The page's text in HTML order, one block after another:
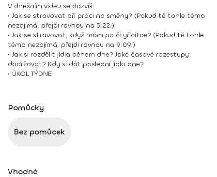
V dnešním videu se dozvíš:
• Jak se stravovat při práci na směny? (Pokud tě tohle téma
nezajímá, přejdi rovnou na 5:22.)
• Jak se stravovat, když mám po čtyřicítce? (Pokud tě tohle
téma nezajímá, přejdi rovnou na 9:09.)
• Jak si rozdělit jídla během dne? Jaké časové rozestupy
dodržovat? Kdy si dát poslední jídlo dne?
• ÚKOL TÝDNE
Pomůcky
Bez pomůcek
Vhodné